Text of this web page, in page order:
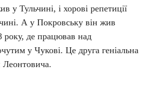
у Тульчині, і хорові репетиції
А у Покровську він жив
року, де працював над
у Чукові. Це друга геніальна